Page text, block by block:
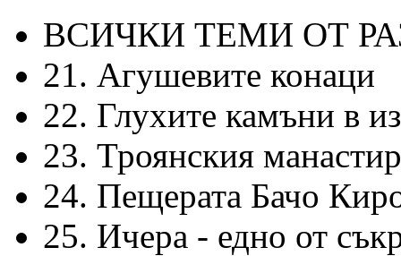
ВСИЧКИ ТЕМИ ОТ
21. Агушевите конаци
22. Глухите камъни в
23. Троянския
24. Пещерата Бачо
25. Ичера - едно от